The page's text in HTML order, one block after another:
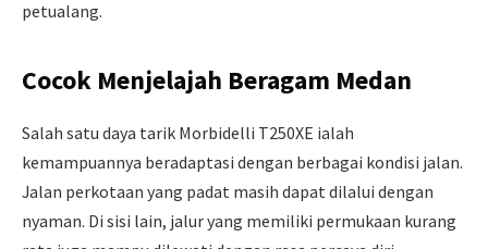
petualang.
Cocok Menjelajah Beragam Medan
Salah satu daya tarik Morbidelli T250XE ialah
kemampuannya beradaptasi dengan berbagai kondisi jalan.
Jalan perkotaan yang padat masih dapat dilalui dengan
nyaman. Di sisi lain, jalur yang memiliki permukaan kurang